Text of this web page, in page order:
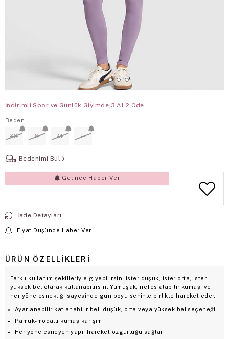
İndirimli Spor ve Günlük Giyimde 3 Al 2 Öde
Beden
XS S M L
Bedenimi Bul
Gelince Haber Ver
İade Detayları
Fiyat Düşünce Haber Ver
ÜRÜN ÖZELLIKLERI
Farklı kullanım şekilleriyle giyebilirsin; ister düşük, ister orta, ister
yüksek bel olarak kullanabilirsin. Yumuşak, nefes alabilir kumaşı ve
her yöne esnekliği sayesinde gün boyu seninle birlikte hareket eder.
Ayarlanabilir katlanabilir bel: düşük, orta veya yüksek bel seçeneği
Pamuk-modallı kumaş karışımı
Her yöne esneyen yapı, hareket özgürlüğü sağlar